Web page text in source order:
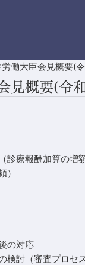
働大臣会見概要(
見概要(令
診療報酬加算の増額
）
の対応
検討（審査プロセ